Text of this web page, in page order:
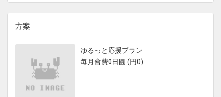
方案
ゆるっと応援プラン
每月會費0日圓 (円0)